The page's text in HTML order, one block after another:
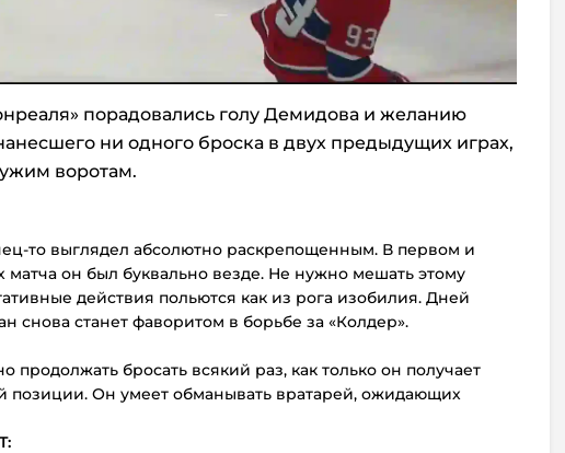
порадовались голу Демидова и желанию
ни одного броска в двух предыдущих играх,
воротам.
то выглядел абсолютно раскрепощенным. В первом и
матча он был буквально везде. Не нужно мешать этому
действия польются как из рога изобилия. Дней
снова станет фаворитом в борьбе за «Колдер».
продолжать бросать всякий раз, как только он получает
позиции. Он умеет обманывать вратарей, ожидающих